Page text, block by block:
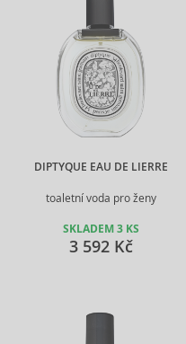
DIPTYQUE EAU DE LIERRE
toaletní voda pro ženy
SKLADEM 3 KS
3 592 Kč